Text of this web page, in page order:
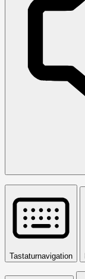
Tastaturnavigation